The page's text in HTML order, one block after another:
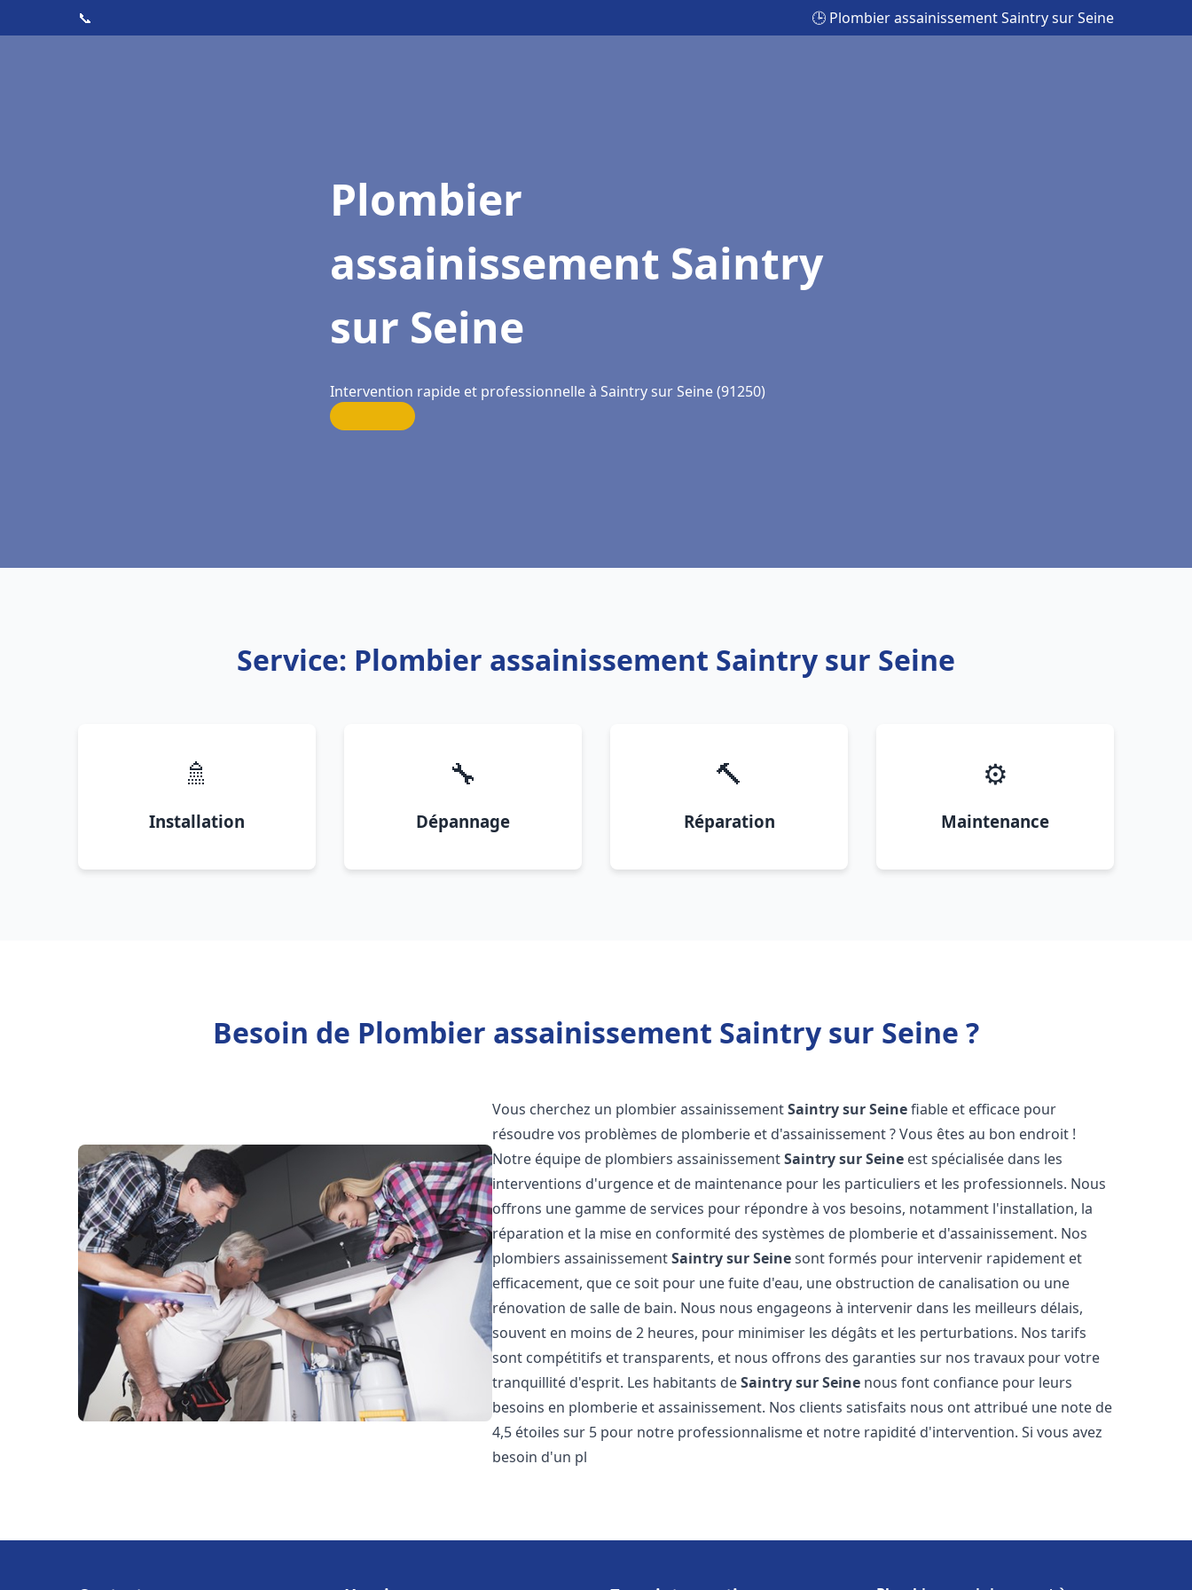
📞 🕒 Plombier assainissement Saintry sur Seine
Plombier
assainissement Saintry
sur Seine
Intervention rapide et professionnelle à Saintry sur Seine (91250)
Service: Plombier assainissement Saintry sur Seine
🚿
Installation
🔧
Dépannage
🔨
Réparation
⚙️
Maintenance
Besoin de Plombier assainissement Saintry sur Seine ?
Vous cherchez un plombier assainissementSaintry sur Seinefiable et efficace pour
résoudre vos problèmes de plomberie et d'assainissement ? Vous êtes au bon endroit !
Notre équipe de plombiers assainissementSaintry sur Seine est spécialisée dans les
interventions d'urgence et de maintenance pour les particuliers et les professionnels. Nous
offrons une gamme de services pour répondre à vos besoins, notamment l'installation, la
réparation et la mise en conformité des systèmes de plomberie et d'assainissement. Nos
plombiers assainissementSaintry sur Seinesont formés pour intervenir rapidement et
efficacement, que ce soit pour une fuite d'eau, une obstruction de canalisation ou une
rénovation de salle de bain. Nous nous engageons à intervenir dans les meilleurs délais,
souvent en moins de 2 heures, pour minimiser les dégâts et les perturbations. Nos tarifs
sont compétitifs et transparents, et nous offrons des garanties sur nos travaux pour votre
tranquillité d'esprit. Les habitants deSaintry sur Seine nous font confiance pour leurs
besoins en plomberie et assainissement. Nos clients satisfaits nous ont attribué une note de
4,5 étoiles sur 5 pour notre professionnalisme et notre rapidité d'intervention. Si vous avez
besoin d'un pl